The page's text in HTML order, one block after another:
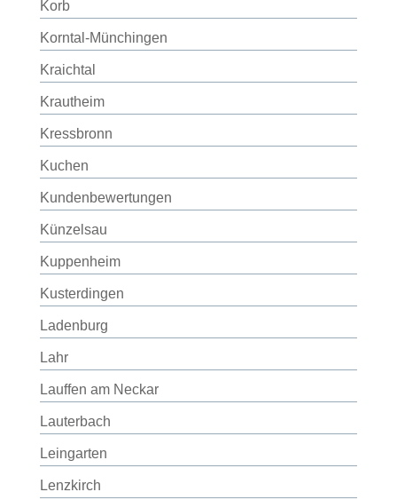
Korb
Korntal-Münchingen
Kraichtal
Krautheim
Kressbronn
Kuchen
Kundenbewertungen
Künzelsau
Kuppenheim
Kusterdingen
Ladenburg
Lahr
Lauffen am Neckar
Lauterbach
Leingarten
Lenzkirch